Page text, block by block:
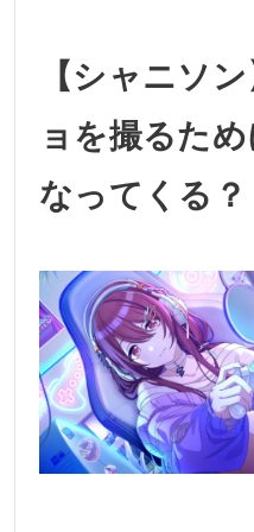
【シャニソ
ョを撮るた
なってくる？